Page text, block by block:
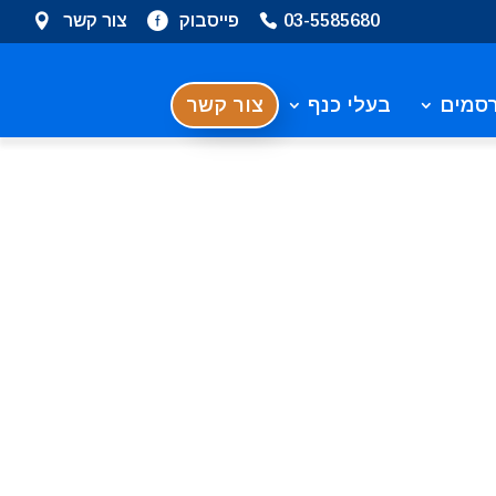
03-5585680 פייסבוק צור קשר
בעלי כנף צור קשר